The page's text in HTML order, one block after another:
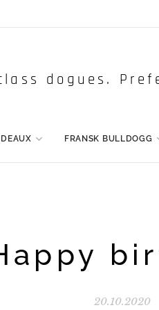
dogues.
FRANSK BULLDOGG
20.10.2020